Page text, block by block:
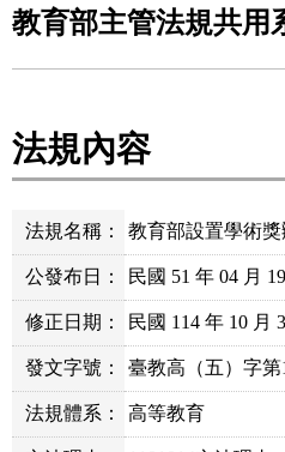
教育部主管法規共用
法規內容
法規名稱： 教育部設置學術
公發布日： 民國 51 年 04 月
修正日期： 民國 114 年 10 月
發文字號： 臺教高（五）字第
法規體系： 高等教育